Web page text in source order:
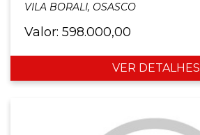
VILA BORALI, OSASCO
Valor: 598.000,00
VER DETALHES